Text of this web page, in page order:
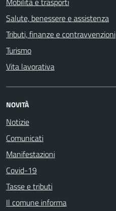
Salute, benessere e assistenza
Tributi, finanze e contravvenzioni
Turismo
Vita lavorativa
NOVITÀ
Notizie
Comunicati
Manifestazioni
Covid-19
Tasse e tributi
Il comune informa